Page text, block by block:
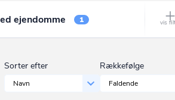
ejendomme 1
Sorter efter
Navn
Rækkefølge
Faldende